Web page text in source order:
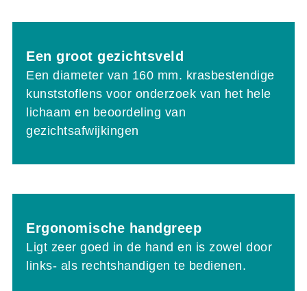
Een groot gezichtsveld
Een diameter van 160 mm. krasbestendige
kunststoflens voor onderzoek van het hele
lichaam en beoordeling van
gezichtsafwijkingen
Ergonomische handgreep
Ligt zeer goed in de hand en is zowel door
links- als rechtshandigen te bedienen.